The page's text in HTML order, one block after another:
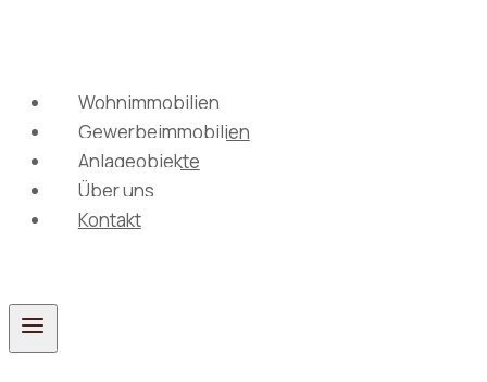
Wohnimmobilien
Gewerbeimmobilien
Anlageobjekte
Über uns
Kontakt